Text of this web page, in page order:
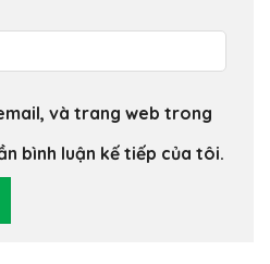
và trang web trong
bình luận kế tiếp của tôi.